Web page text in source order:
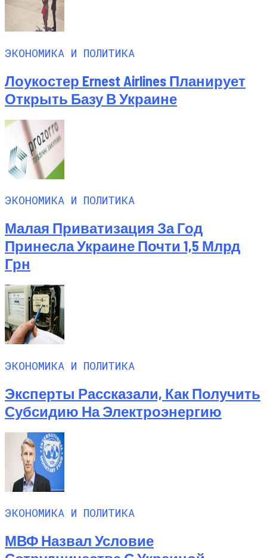
ЭКОНОМИКА И ПОЛИТИКА
Лоукостер Ernest Airlines Планирует
Открыть Базу В Украине
ЭКОНОМИКА И ПОЛИТИКА
Малая Приватизация За Год
Принесла Украине Почти 1,5 Млрд
Грн
ЭКОНОМИКА И ПОЛИТИКА
Эксперты Рассказали, Как Получить
Субсидию На Электроэнергию
ЭКОНОМИКА И ПОЛИТИКА
МВФ Назвал Условие